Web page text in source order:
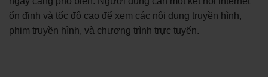
ổn định và tốc độ cao để xem các nội dung truyền hình,
phim truyền hình, và chương trình trực tuyến.